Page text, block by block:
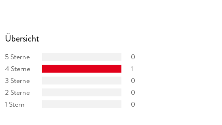
Übersicht
5 Sterne
0
4 Sterne
1
3 Sterne
0
2 Sterne
0
1 Stern
0